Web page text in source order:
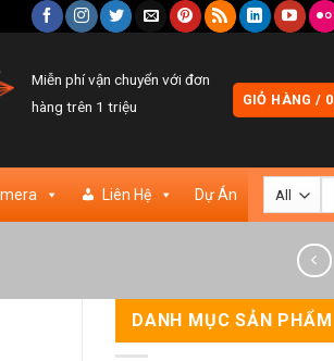
Miễn phí vận chuyển với đơn
hàng trên 1 triệu
GIỎ HÀNG / 0
Liên Hệ Dự Án
DANH MỤC SẢN PHẨM